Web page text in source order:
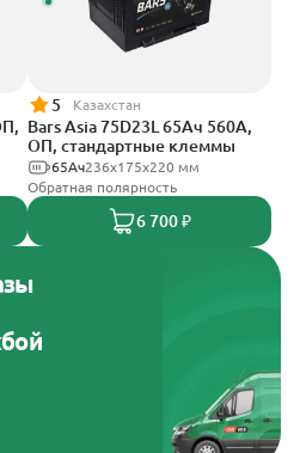
5 Казахстан
Bars Asia 75D23L 65Ач 560А,
ОП, стандартные клеммы
236х175х220 мм
65Ач
Обратная полярность
6 700 ₽